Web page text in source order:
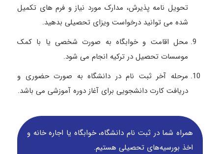
تحویل نامه پذیرش، مدارک مورد نیاز و فرم های تکمیل
شده می توانید درخواست ویزای تحصیلی بدهید.
محل اقامت و خوابگاه به صورت شخصی یا با کمک
موسسات تحصیل در ترکیه انجام می شود.
مرحله آخر ثبت نام در دانشگاه به صورت حضوری و
دریافت کارت دانشجویی برای آغاز دوره آموزشی می باشد.
همراه شما در ثبت نام دانشگاه‌، خوابگاه یا اجاره خانه و
اخذ بورسیه‌های تحصیلی هستیم.